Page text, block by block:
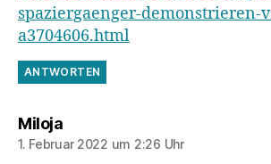
spaziergaenger-demonstrieren-
a3704606.html
ANTWORTEN
Milojasagt:
1. Februar 2022 um 2:26 Uhr